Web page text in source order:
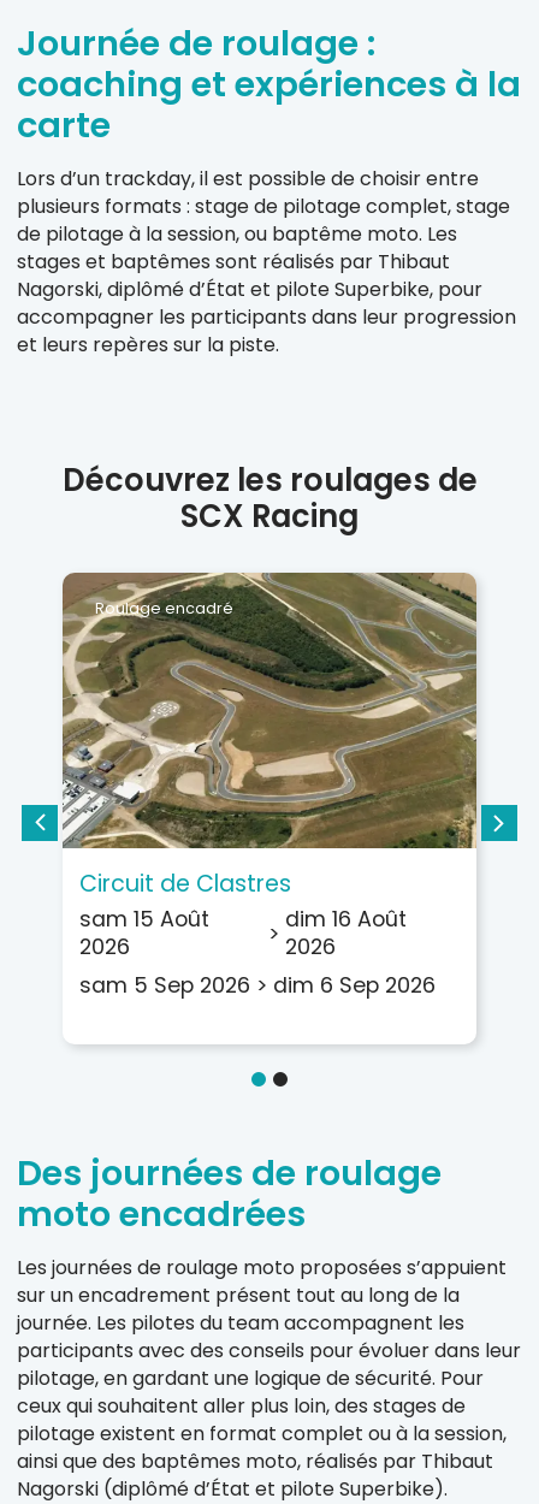
Journée de roulage :
coaching et expériences à la
carte
Lors d’un trackday, il est possible de choisir entre
plusieurs formats : stage de pilotage complet, stage
de pilotage à la session, ou baptême moto. Les
stages et baptêmes sont réalisés par Thibaut
Nagorski, diplômé d’État et pilote Superbike, pour
accompagner les participants dans leur progression
et leurs repères sur la piste.
Découvrez les roulages de
SCX Racing
Roulage encadré
Circuit de Clastres
sam 15 Août
2026
> dim 16 Août
2026
sam 5 Sep 2026 > dim 6 Sep 2026
Des journées de roulage
moto encadrées
Les journées de roulage moto proposées s’appuient
sur un encadrement présent tout au long de la
journée. Les pilotes du team accompagnent les
participants avec des conseils pour évoluer dans leur
pilotage, en gardant une logique de sécurité. Pour
ceux qui souhaitent aller plus loin, des stages de
pilotage existent en format complet ou à la session,
ainsi que des baptêmes moto, réalisés par Thibaut
Nagorski (diplômé d’État et pilote Superbike).